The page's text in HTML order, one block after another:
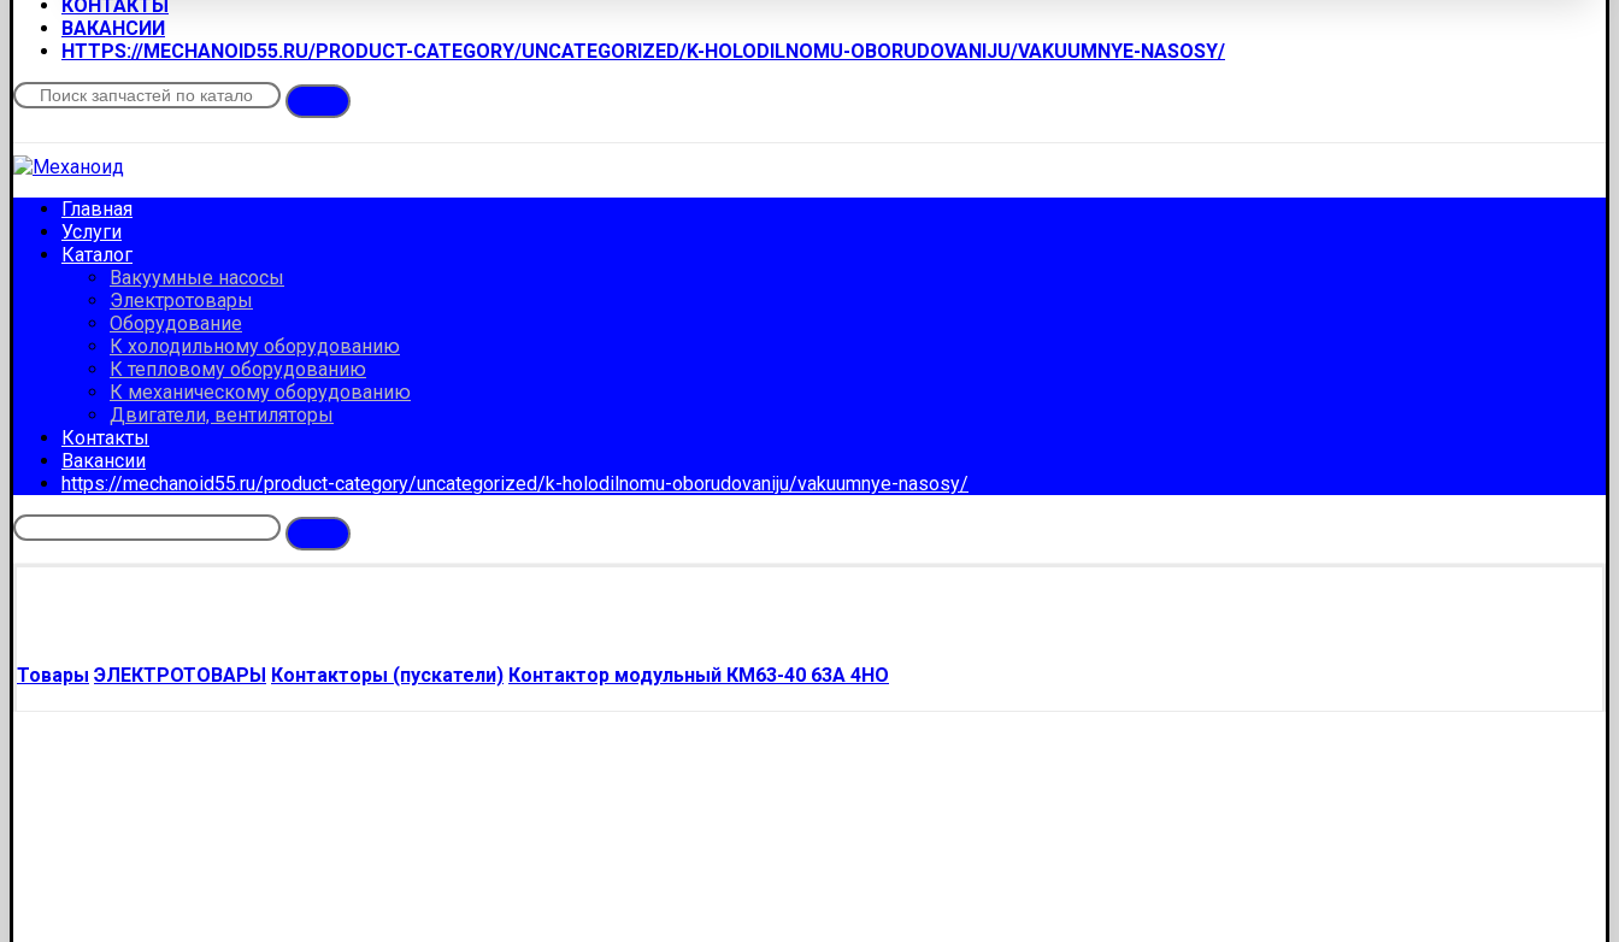
КОНТАКТЫ
ВАКАНСИИ
HTTPS://MECHANOID55.RU/PRODUCT-CATEGORY/UNCATEGORIZED/K-HOLODILNOMU-OBORUDOVANIJU/VAKUUMNYE-NASOSY/
Главная
Услуги
Каталог
Вакуумные насосы
Электротовары
Оборудование
К холодильному оборудованию
К тепловому оборудованию
К механическому оборудованию
Двигатели, вентиляторы
Контакты
Вакансии
https://mechanoid55.ru/product-category/uncategorized/k-holodilnomu-oborudovaniju/vakuumnye-nasosy/
Товары ЭЛЕКТРОТОВАРЫ Контакторы (пускатели) Контактор модульный КМ63-40 63А 4НО